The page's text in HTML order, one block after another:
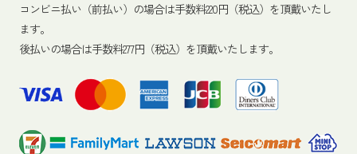
コンビニ払い（前払い）の場合は手数料220円（税込）を頂戴いたし
ます。
後払いの場合は手数料277円（税込）を頂戴いたします。